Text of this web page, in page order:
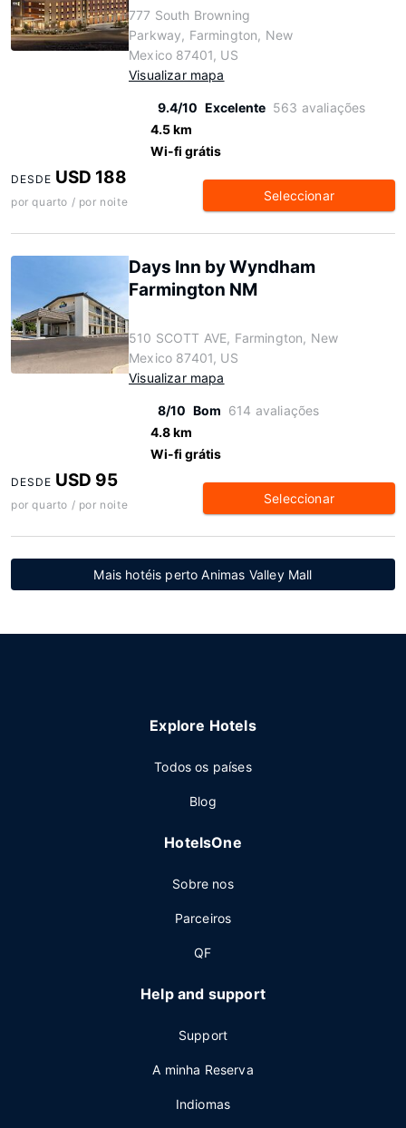
777 South Browning
Parkway, Farmington, New
Mexico 87401, US
Visualizar mapa
9.4/10 Excelente 563 avaliações
4.5 km
Wi-fi grátis
DESDE USD 188
por quarto / por noite Seleccionar
Days Inn by Wyndham
Farmington NM
510 SCOTT AVE, Farmington, New
Mexico 87401, US
Visualizar mapa
8/10 Bom 614 avaliações
4.8 km
Wi-fi grátis
DESDE USD 95
por quarto / por noite Seleccionar
Mais hotéis perto Animas Valley Mall
Explore Hotels
Todos os países
Blog
HotelsOne
Sobre nos
Parceiros
QF
Help and support
Support
A minha Reserva
Indiomas